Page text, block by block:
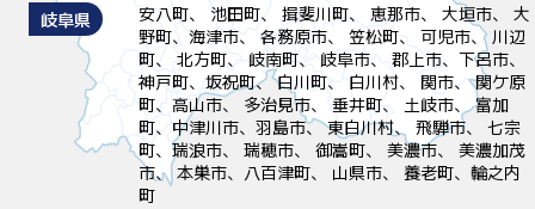
岐阜県
安八町、 池田町、 揖斐川町、 恵那市、 大垣市、 大
野町、海津市、 各務原市、 笠松町、 可児市、 川辺
町、 北方町、 岐南町、 岐阜市、 郡上市、下呂市、
神戸町、坂祝町、 白川町、 白川村、 関市、 関ケ原
町、高山市、 多治見市、 垂井町、 土岐市、 富加
町、中津川市、羽島市、 東白川村、 飛騨市、 七宗
町、瑞浪市、 瑞穂市、 御嵩町、 美濃市、 美濃加茂
市、 本巣市、八百津町、 山県市、 養老町、輪之内
町